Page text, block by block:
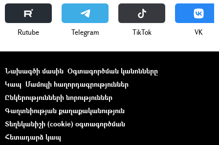
Rutube Telegram ТikТоk VK
Նախագծի մասին Օգտագործման կանոնները
Կապ Մամուլի հաղորդագրություններ
Ընկերությունների նորություններ
Գաղտնիության քաղաքականություն
Տեղեկանիշի (cookie) օգտագործման
Հետադարձ կապ